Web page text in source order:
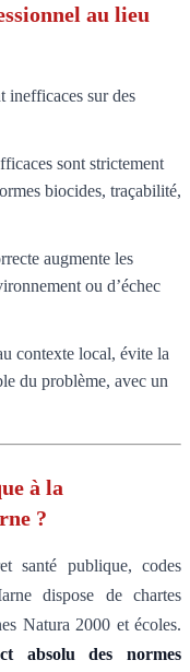
au lieu
inefficaces sur des
sont strictement
biocides, traçabilité,
augmente les
ou d’échec
contexte local, évite la
du problème, avec un
à la
?
santé publique, codes
dispose de chartes
Natura 2000 et écoles.
absolu des normes